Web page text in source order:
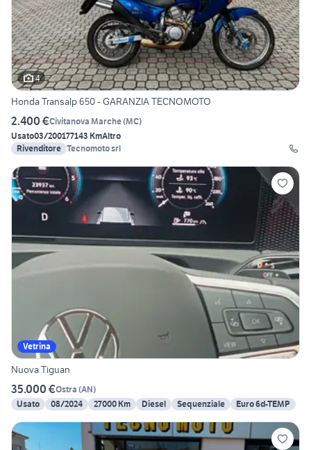
4
Honda Transalp 650 - GARANZIA TECNOMOTO
2.400 €Civitanova Marche(MC)
Usato03/200177143 KmAltro
Rivenditore Tecnomoto srl
Vetrina
Nuova Tiguan
35.000 €Ostra (AN)
Usato
08/2024 27000 Km Diesel Sequenziale Euro 6d-TEMP